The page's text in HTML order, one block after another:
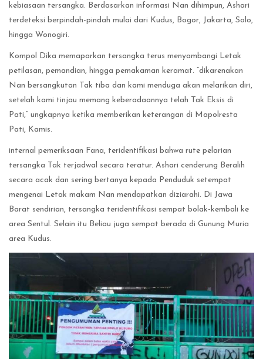
kebiasaan tersangka. Berdasarkan informasi Nan dihimpun, Ashari
terdeteksi berpindah-pindah mulai dari Kudus, Bogor, Jakarta, Solo,
hingga Wonogiri.
Kompol Dika memaparkan tersangka terus menyambangi Letak
petilasan, pemandian, hingga pemakaman keramat. “dikarenakan
Nan bersangkutan Tak tiba dan kami menduga akan melarikan diri,
setelah kami tinjau memang keberadaannya telah Tak Eksis di
Pati,” ungkapnya ketika memberikan keterangan di Mapolresta
Pati, Kamis.
internal pemeriksaan Fana, teridentifikasi bahwa rute pelarian
tersangka Tak terjadwal secara teratur. Ashari cenderung Beralih
secara acak dan sering bertanya kepada Penduduk setempat
mengenai Letak makam Nan mendapatkan diziarahi. Di Jawa
Barat sendirian, tersangka teridentifikasi sempat bolak-kembali ke
area Sentul. Selain itu Beliau juga sempat berada di Gunung Muria
area Kudus.